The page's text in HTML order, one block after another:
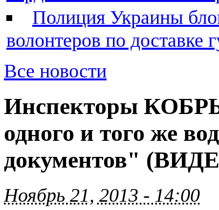
Полиция Украины
волонтеров по
Все новости
Инспекторы
одного и того же
документов"
Ноябрь 21, 2013 - 14:00